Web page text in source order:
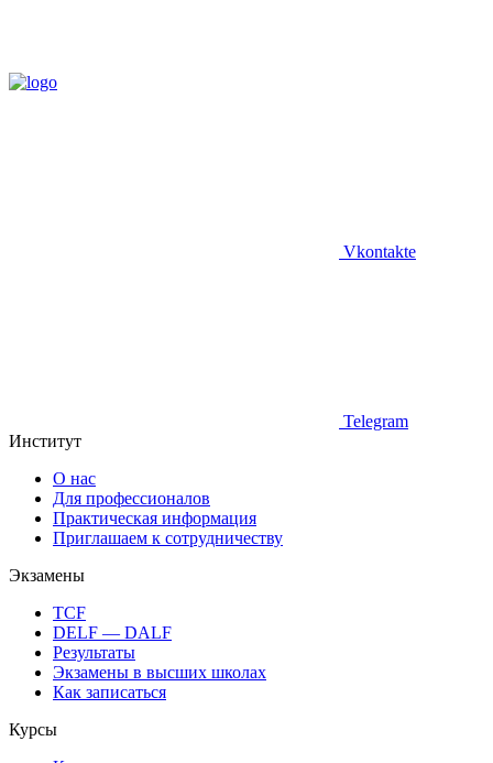
Vkontakte
Telegram
Институт
О нас
Для профессионалов
Практическая информация
Приглашаем к сотрудничеству
Экзамены
TCF
DELF — DALF
Результаты
Экзамены в высших школах
Как записаться
Курсы